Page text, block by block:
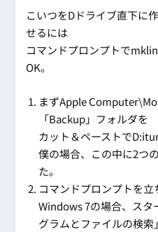
こいつをDドライブ直下に
せるには
コマンドプロンプトで
OK。
まずApple
「Backup」フォルダを
カット＆ペーストで
僕の場合、この中に2つ
た。
コマンドプロンプトを立
Windows 7の場合、スタ
グラムとファイルの検